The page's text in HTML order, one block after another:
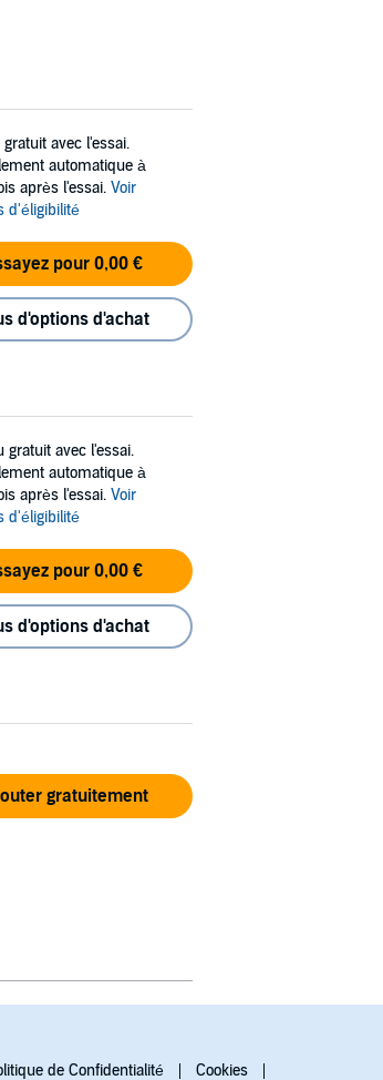
gratuit avec l'essai.
automatique à
après l'essai. Voir
d'éligibilité
pour 0,00 €
d'options d'achat
gratuit avec l'essai.
automatique à
après l'essai. Voir
d'éligibilité
pour 0,00 €
d'options d'achat
gratuitement
de Confidentialité Cookies